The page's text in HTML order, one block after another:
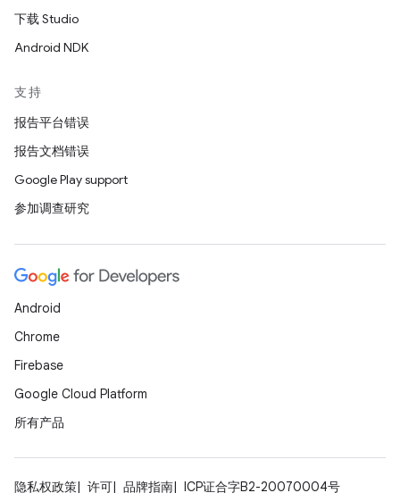
下载 Studio
Android NDK
支持
报告平台错误
报告文档错误
Google Play support
参加调查研究
Android
Chrome
Firebase
Google Cloud Platform
所有产品
隐私权政策 许可 品牌指南 ICP证合字B2-20070004号